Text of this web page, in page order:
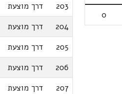
0
203
דרך מוצעת
204
דרך מוצעת
205
דרך מוצעת
206
דרך מוצעת
207
דרך מוצעת